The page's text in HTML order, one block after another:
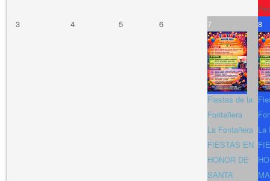
3
4 5 6 7
Fiestas de la
Fontañera
La Fontañera
FIESTAS EN
HONOR DE
SANTA
8
La